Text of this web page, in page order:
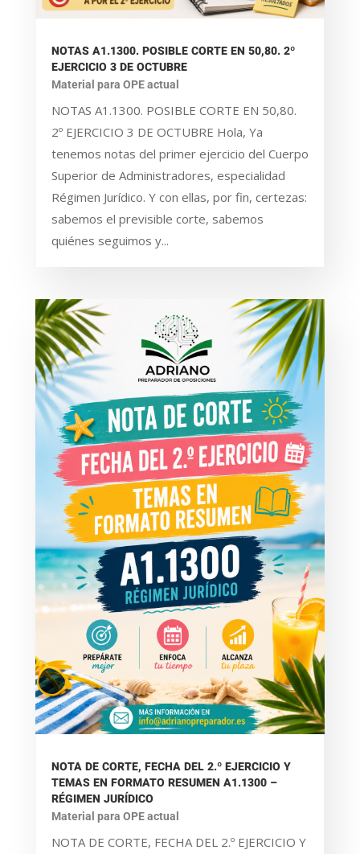
NOTAS A1.1300. POSIBLE CORTE EN 50,80. 2º
EJERCICIO 3 DE OCTUBRE
Material para OPE actual
NOTAS A1.1300. POSIBLE CORTE EN 50,80.
2º EJERCICIO 3 DE OCTUBRE Hola, Ya
tenemos notas del primer ejercicio del Cuerpo
Superior de Administradores, especialidad
Régimen Jurídico. Y con ellas, por fin, certezas:
sabemos el previsible corte, sabemos
quiénes seguimos y...
NOTA DE CORTE, FECHA DEL 2.º EJERCICIO Y
TEMAS EN FORMATO RESUMEN A1.1300 –
RÉGIMEN JURÍDICO
Material para OPE actual
NOTA DE CORTE, FECHA DEL 2.º EJERCICIO Y